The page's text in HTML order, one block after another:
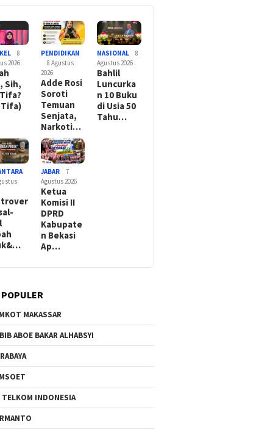
8
2026
Sih,
PENDIDIKAN
8 Agustus
2026
Adde Rosi
Soroti
Temuan
Senjata,
Narkoti…
NASIONAL
8
Agustus 2026
Bahlil
Luncurka
n 10 Buku
di Usia 50
Tahu…
JABAR
7
Agustus 2026
Ketua
Komisi II
DPRD
Kabupate
n Bekasi
Ap…
MAKASSAR
ABOE BAKAR ALHABSYI
INDONESIA